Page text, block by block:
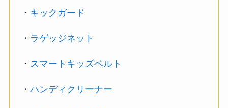
・ キックガード
・ ラゲッジネット
・ スマートキッズベルト
・ハンディクリーナー